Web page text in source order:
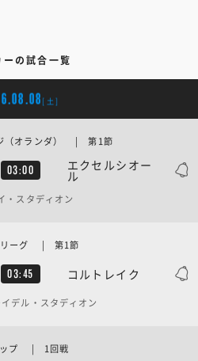
ーの試合一覧
[土]
03:00 エクセルシオー
ル
（オランダ） | 第1節
・スタディオン
03:45 コルトレイク
リーグ | 第1節
デル・スタディオン
ップ | 1回戦